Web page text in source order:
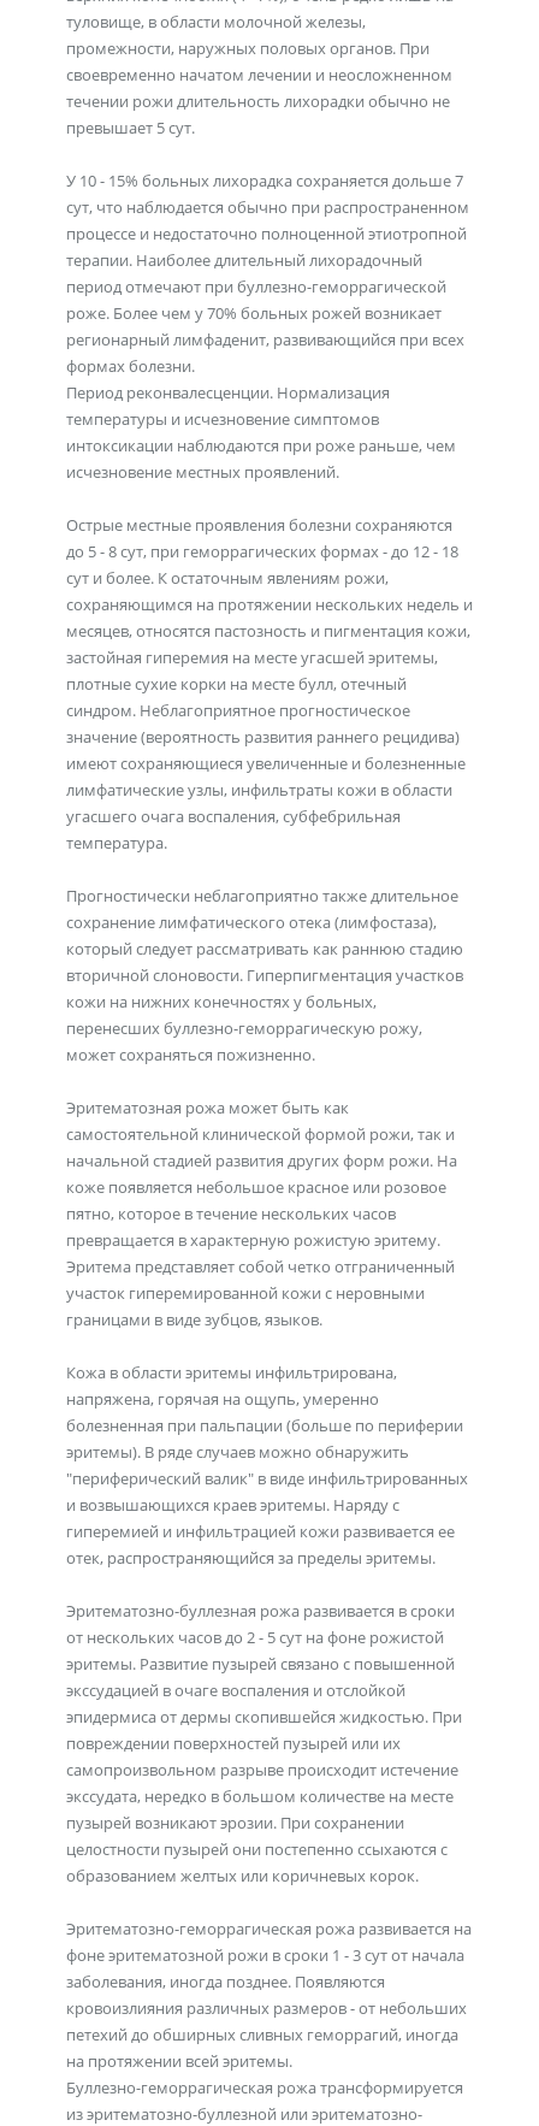
туловище, в области молочной железы,
промежности, наружных половых органов. При
своевременно начатом лечении и неосложненном
течении рожи длительность лихорадки обычно не
превышает 5 сут.
У 10 - 15% больных лихорадка сохраняется дольше 7
сут, что наблюдается обычно при распространенном
процессе и недостаточно полноценной этиотропной
терапии. Наиболее длительный лихорадочный
период отмечают при буллезно-геморрагической
роже. Более чем у 70% больных рожей возникает
регионарный лимфаденит, развивающийся при всех
формах болезни.
Период реконвалесценции. Нормализация
температуры и исчезновение симптомов
интоксикации наблюдаются при роже раньше, чем
исчезновение местных проявлений.
Острые местные проявления болезни сохраняются
до 5 - 8 сут, при геморрагических формах - до 12 - 18
сут и более. К остаточным явлениям рожи,
сохраняющимся на протяжении нескольких недель и
месяцев, относятся пастозность и пигментация кожи,
застойная гиперемия на месте угасшей эритемы,
плотные сухие корки на месте булл, отечный
синдром. Неблагоприятное прогностическое
значение (вероятность развития раннего рецидива)
имеют сохраняющиеся увеличенные и болезненные
лимфатические узлы, инфильтраты кожи в области
угасшего очага воспаления, субфебрильная
температура.
Прогностически неблагоприятно также длительное
сохранение лимфатического отека (лимфостаза),
который следует рассматривать как раннюю стадию
вторичной слоновости. Гиперпигментация участков
кожи на нижних конечностях у больных,
перенесших буллезно-геморрагическую рожу,
может сохраняться пожизненно.
Эритематозная рожа может быть как
самостоятельной клинической формой рожи, так и
начальной стадией развития других форм рожи. На
коже появляется небольшое красное или розовое
пятно, которое в течение нескольких часов
превращается в характерную рожистую эритему.
Эритема представляет собой четко отграниченный
участок гиперемированной кожи с неровными
границами в виде зубцов, языков.
Кожа в области эритемы инфильтрирована,
напряжена, горячая на ощупь, умеренно
болезненная при пальпации (больше по периферии
эритемы). В ряде случаев можно обнаружить
"периферический валик" в виде инфильтрированных
и возвышающихся краев эритемы. Наряду с
гиперемией и инфильтрацией кожи развивается ее
отек, распространяющийся за пределы эритемы.
Эритематозно-буллезная рожа развивается в сроки
от нескольких часов до 2 - 5 сут на фоне рожистой
эритемы. Развитие пузырей связано с повышенной
экссудацией в очаге воспаления и отслойкой
эпидермиса от дермы скопившейся жидкостью. При
повреждении поверхностей пузырей или их
самопроизвольном разрыве происходит истечение
экссудата, нередко в большом количестве на месте
пузырей возникают эрозии. При сохранении
целостности пузырей они постепенно ссыхаются с
образованием желтых или коричневых корок.
Эритематозно-геморрагическая рожа развивается на
фоне эритематозной рожи в сроки 1 - 3 сут от начала
заболевания, иногда позднее. Появляются
кровоизлияния различных размеров - от небольших
петехий до обширных сливных геморрагий, иногда
на протяжении всей эритемы.
Буллезно-геморрагическая рожа трансформируется
из эритематозно-буллезной или эритематозно-